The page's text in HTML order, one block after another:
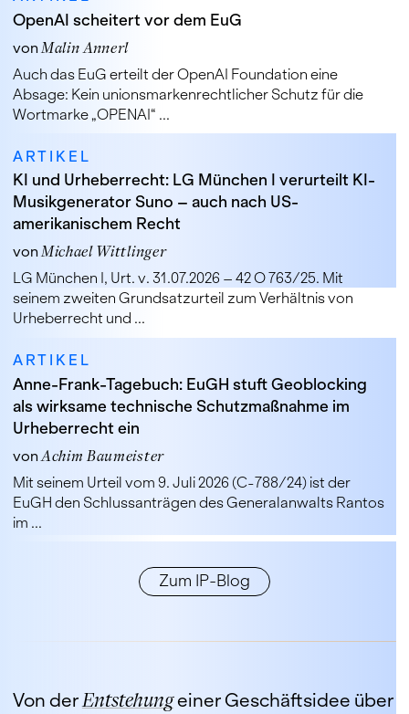
OpenAI scheitert vor dem EuG
von Malin Annerl
Auch das EuG erteilt der OpenAI Foundation eine
Absage: Kein unionsmarkenrechtlicher Schutz für die
Wortmarke „OPENAI“ ...
ARTIKEL
KI und Urheberrecht: LG München I verurteilt KI-
Musikgenerator Suno – auch nach US-
amerikanischem Recht
vonMichael Wittlinger
LG München I, Urt. v. 31.07.2026 – 42 O 763/25. Mit
seinem zweiten Grundsatzurteil zum Verhältnis von
Urheberrecht und ...
ARTIKEL
Anne-Frank-Tagebuch: EuGH stuft Geoblocking
als wirksame technische Schutzmaßnahme im
Urheberrecht ein
von Achim Baumeister
Mit seinem Urteil vom 9. Juli 2026 (C-788/24) ist der
EuGH den Schlussanträgen des Generalanwalts Rantos
im ...
Zum IP-Blog
Von derEntstehungeiner Geschäftsidee über